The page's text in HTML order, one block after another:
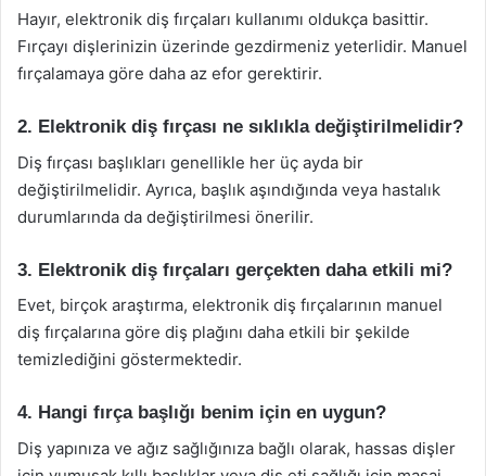
Hayır, elektronik diş fırçaları kullanımı oldukça basittir.
Fırçayı dişlerinizin üzerinde gezdirmeniz yeterlidir. Manuel
fırçalamaya göre daha az efor gerektirir.
2. Elektronik diş fırçası ne sıklıkla değiştirilmelidir?
Diş fırçası başlıkları genellikle her üç ayda bir
değiştirilmelidir. Ayrıca, başlık aşındığında veya hastalık
durumlarında da değiştirilmesi önerilir.
3. Elektronik diş fırçaları gerçekten daha etkili mi?
Evet, birçok araştırma, elektronik diş fırçalarının manuel
diş fırçalarına göre diş plağını daha etkili bir şekilde
temizlediğini göstermektedir.
4. Hangi fırça başlığı benim için en uygun?
Diş yapınıza ve ağız sağlığınıza bağlı olarak, hassas dişler